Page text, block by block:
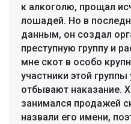
к алкоголю, прощал
лошадей. Но в
данным, он создал
преступную группу и
мне скот в особо
участники этой
отбывают наказание.
занимался продажей
назвали его имени,